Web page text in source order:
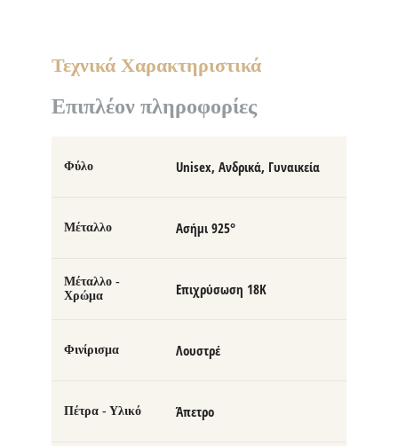
Τεχνικά Χαρακτηριστικά
Επιπλέον πληροφορίες
Φύλο Unisex, Ανδρικά, Γυναικεία
Μέταλλο Ασήμι 925°
Μέταλλο -
Χρώμα
Επιχρύσωση 18Κ
Φινίρισμα Λουστρέ
Πέτρα - Υλικό Άπετρο